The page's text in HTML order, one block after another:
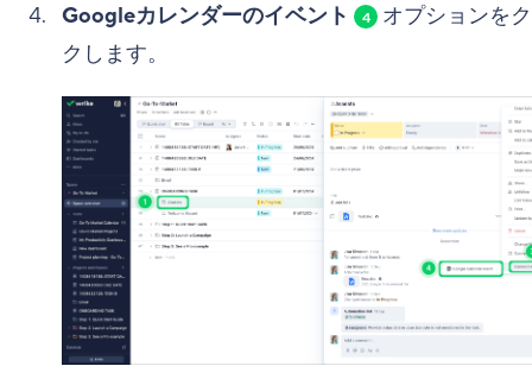
Googleカレンダーのイベント
4
オプションを
クします。